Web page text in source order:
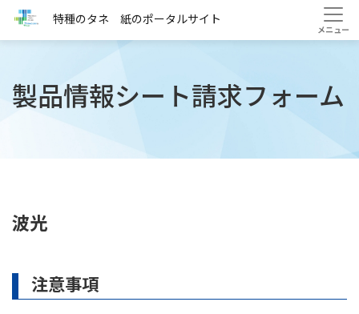
特種のタネ 紙のポータルサイト
HOME 製品情報シート(波光)
製品情報シート請求フォーム
波光
注意事項